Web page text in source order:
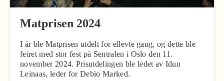
Matprisen 2024
I år ble Matprisen utdelt for ellevte gang, og dette ble
feiret med stor fest på Sentralen i Oslo den 11.
november 2024. Prisutdelingen ble ledet av Idun
Leinaas, leder for Debio Marked.